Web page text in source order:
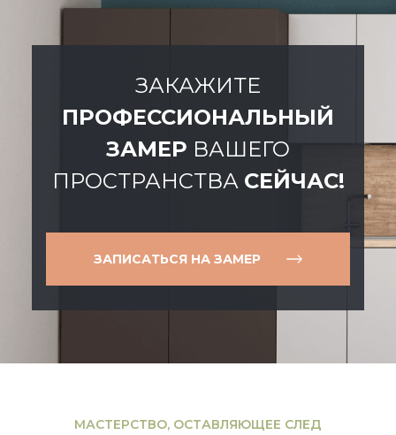
ЗАКАЖИТЕ
ПРОФЕССИОНАЛЬНЫЙ
ЗАМЕР ВАШЕГО
ПРОСТРАНСТВА СЕЙЧАС!
ЗАПИСАТЬСЯ НА ЗАМЕР
МАСТЕРСТВО, ОСТАВЛЯЮЩЕЕ СЛЕД